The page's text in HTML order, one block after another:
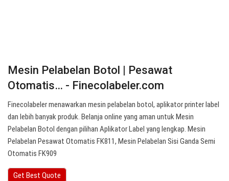
Mesin Pelabelan Botol | Pesawat
Otomatis… - Finecolabeler.com
Finecolabeler menawarkan mesin pelabelan botol, aplikator printer label
dan lebih banyak produk. Belanja online yang aman untuk Mesin
Pelabelan Botol dengan pilihan Aplikator Label yang lengkap. Mesin
Pelabelan Pesawat Otomatis FK811, Mesin Pelabelan Sisi Ganda Semi
Otomatis FK909
Get Best Quote